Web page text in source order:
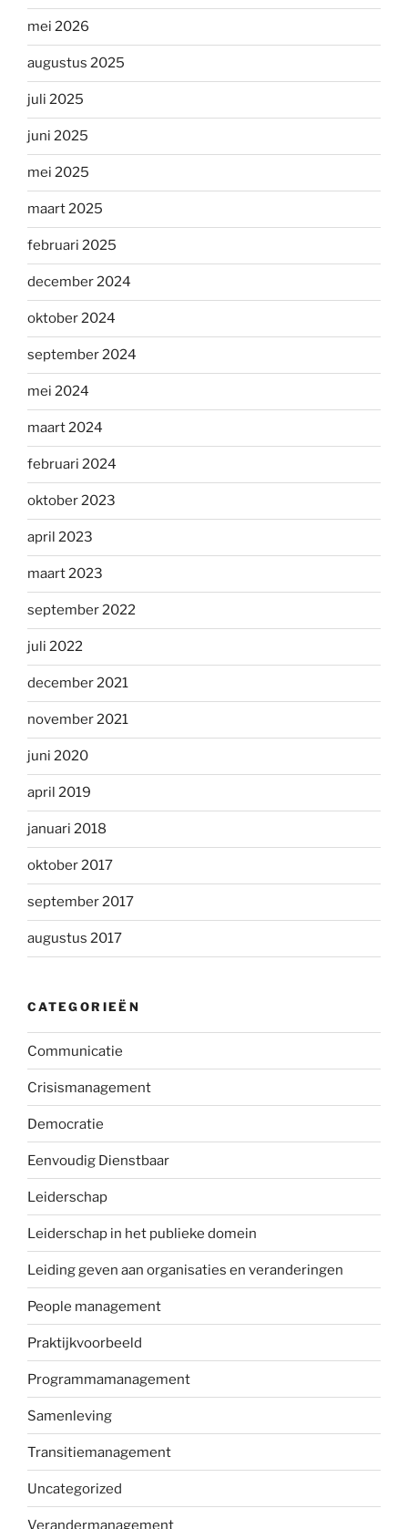
mei 2026
augustus 2025
juli 2025
juni 2025
mei 2025
maart 2025
februari 2025
december 2024
oktober 2024
september 2024
mei 2024
maart 2024
februari 2024
oktober 2023
april 2023
maart 2023
september 2022
juli 2022
december 2021
november 2021
juni 2020
april 2019
januari 2018
oktober 2017
september 2017
augustus 2017
CATEGORIEËN
Communicatie
Crisismanagement
Democratie
Eenvoudig Dienstbaar
Leiderschap
Leiderschap in het publieke domein
Leiding geven aan organisaties en veranderingen
People management
Praktijkvoorbeeld
Programmamanagement
Samenleving
Transitiemanagement
Uncategorized
Verandermanagement